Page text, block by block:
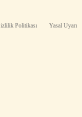
Politikası Yasal Uyarı